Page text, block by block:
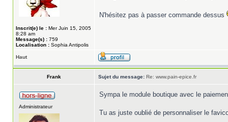
Inscrit(e) le : Mer Juin 15, 2005
8:28 am
Message(s) : 759
Localisation : Sophia Antipolis
N'hésitez pas à passer commande dessus
Haut
Frank Sujet du message: Re: www.pain-epice.fr
Administrateur
Sympa le module boutique avec le
Tu as juste oublié de personnaliser le